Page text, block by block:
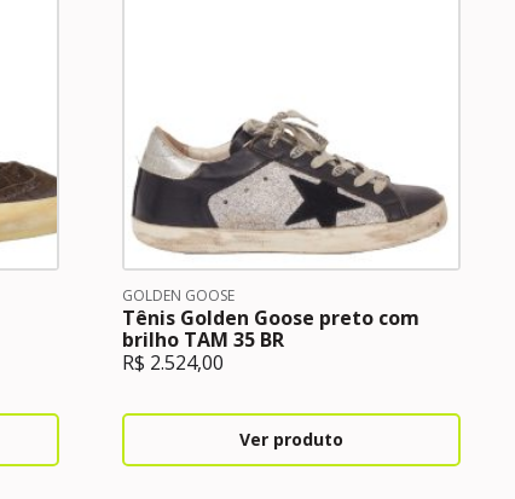
GOLDEN GOOSE
Tênis Golden Goose preto com
brilho TAM 35 BR
R$ 2.524,00
Ver produto